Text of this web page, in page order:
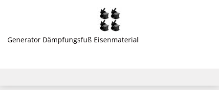
Generator Dämpfungsfuß Eisenmaterial